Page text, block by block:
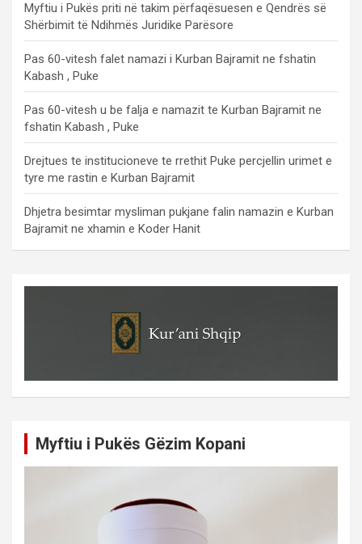
Myftiu i Pukës priti në takim përfaqësuesen e Qendrës së
Shërbimit të Ndihmës Juridike Parësore
Pas 60-vitesh falet namazi i Kurban Bajramit ne fshatin
Kabash , Puke
Pas 60-vitesh u be falja e namazit te Kurban Bajramit ne
fshatin Kabash , Puke
Drejtues te institucioneve te rrethit Puke percjellin urimet e
tyre me rastin e Kurban Bajramit
Dhjetra besimtar mysliman pukjane falin namazin e Kurban
Bajramit ne xhamin e Koder Hanit
Myftiu i Pukës Gëzim Kopani